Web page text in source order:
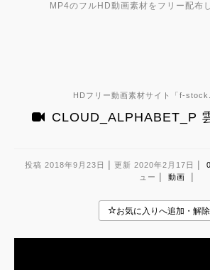
MP4のフルHD動画素材をフリー配布
HDフリー動画素材サイト「f-
CLOUD_ALPHABET_P
投稿 2018年9月23日 | 更新 2020年2月17日 |
ュー | 動画 |